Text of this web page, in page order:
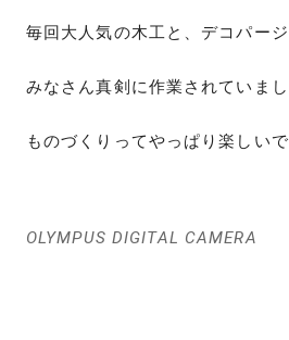
毎回大人気の木工と、デコパージ
みなさん真剣に作業されていまし
ものづくりってやっぱり楽しい
OLYMPUS DIGITAL CAMERA